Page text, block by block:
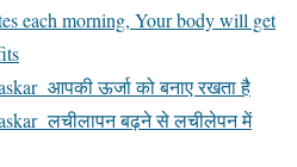
each morning, Your body will get
आपकी ऊर्जा को बनाए रखता है
लचीलापन बढ़ने से लचीलेपन में